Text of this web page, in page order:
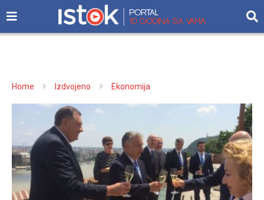
Home Izdvojeno Ekonomija